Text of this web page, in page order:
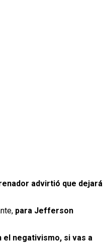
advirtió que dejará
para Jefferson
el negativismo, si vas a